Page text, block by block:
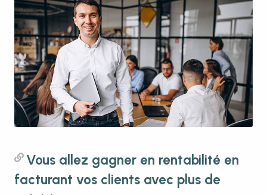
Vous allez gagner en rentabilité en
facturant vos clients avec plus de